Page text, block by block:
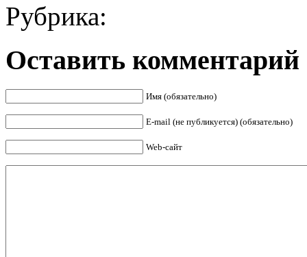
Рубрика:
Оставить комментарий
Имя (обязательно)
E-mail (не публикуется) (обязательно)
Web-сайт